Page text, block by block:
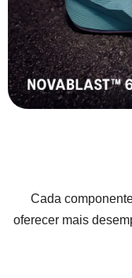
Cada
oferecer mais